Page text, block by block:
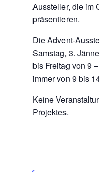
Aussteller, die im
präsentieren.
Die Advent-
Samstag, 3.
bis Freitag von 9
immer von 9 bis
Keine
Projektes.